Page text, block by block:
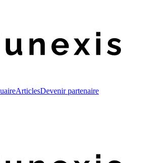
ArticlesDevenir partenaire